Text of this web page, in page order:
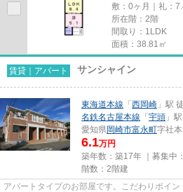
敷：0ヶ月｜礼：
所在階：2階
間取り：1LDK
面積：38.81㎡
賃貸｜アパート サンシャイン
東海道本線 「 西岡崎 」駅
名鉄名古屋本線 「 宇頭 」
愛知県岡崎市富永町字社
6.1万円
築年数：築17年 ｜募集中：
階数：2階建
アパートタイプのお部屋です。こだわりポイ